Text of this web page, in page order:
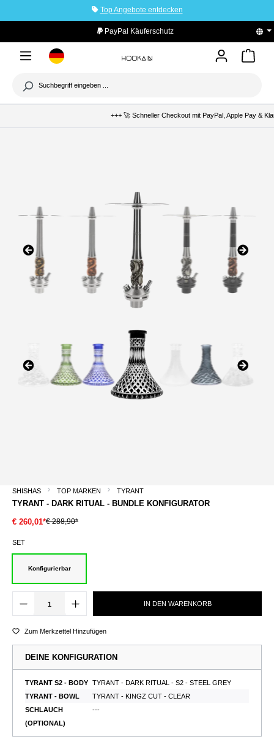
Top Angebote entdecken
PayPal Käuferschutz
+++ 🚀 Schneller Checkout mit PayPal, Apple Pay &
SHISHAS TOP MARKEN TYRANT
TYRANT - DARK RITUAL - BUNDLE KONFIGURATOR
€ 260,01*€ 288,90*
SET
Konfigurierbar
IN DEN WARENKORB
Zum Merkzettel Hinzufügen
DEINE KONFIGURATION
TYRANT S2 - BODY TYRANT - DARK RITUAL - S2 - STEEL GREY
TYRANT - BOWL
TYRANT - KINGZ CUT - CLEAR
SCHLAUCH
(OPTIONAL)
---